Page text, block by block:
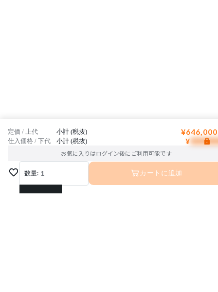
定価 / 上代 小計 (税抜)
仕入価格 / 下代 小計 (税抜) ¥
お気に入りはログイン後にご利用可能です
数量: 1
1
カートに追加